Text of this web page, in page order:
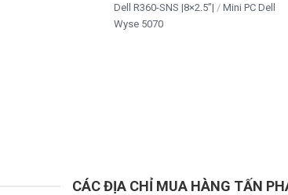
Dell R360-SNS |8×2.5”|
Mini PC Dell
Wyse 5070
CÁC ĐỊA CHỈ MUA HÀNG TẤN